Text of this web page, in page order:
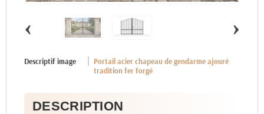
‹ ›
Descriptif image
Portail acier chapeau de gendarme ajouré
tradition fer forgé
DESCRIPTION